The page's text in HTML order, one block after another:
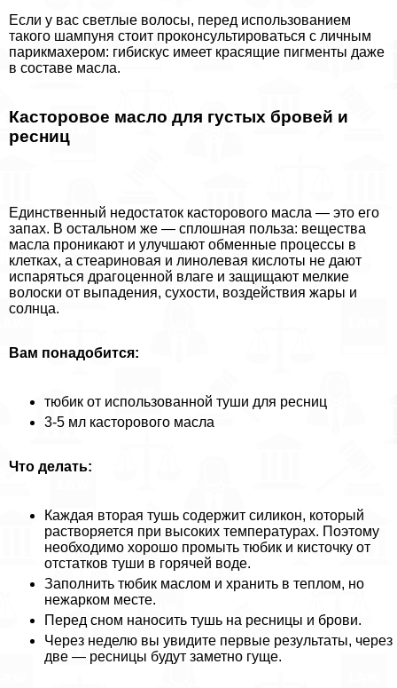
Если у вас светлые волосы, перед использованием
такого шампуня стоит проконсультироваться с личным
парикмахером: гибискус имеет красящие пигменты даже
в составе масла.
Касторовое масло для густых бровей и
ресниц
Единственный недостаток касторового масла — это его
запах. В остальном же — сплошная польза: вещества
масла проникают и улучшают обменные процессы в
клетках, а стеариновая и линолевая кислоты не дают
испаряться драгоценной влаге и защищают мелкие
волоски от выпадения, сухости, воздействия жары и
солнца.
Вам понадобится:
тюбик от использованной туши для ресниц
3-5 мл касторового масла
Что делать:
Каждая вторая тушь содержит силикон, который
растворяется при высоких температурах. Поэтому
необходимо хорошо промыть тюбик и кисточку от
отстатков туши в горячей воде.
Заполнить тюбик маслом и хранить в теплом, но
нежарком месте.
Перед сном наносить тушь на ресницы и брови.
Через неделю вы увидите первые результаты, через
две — ресницы будут заметно гуще.